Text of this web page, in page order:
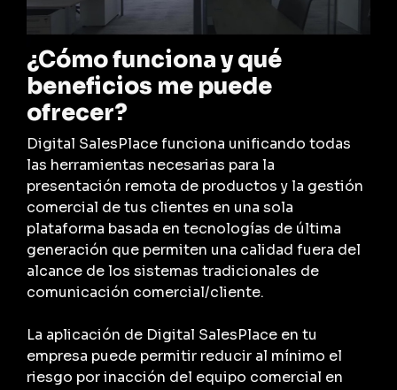
¿Cómo funciona y qué
beneficios me puede
ofrecer?
Digital SalesPlace funciona unificando todas
las herramientas necesarias para la
presentación remota de productos y la gestión
comercial de tus clientes en una sola
plataforma basada en tecnologías de última
generación que permiten una calidad fuera del
alcance de los sistemas tradicionales de
comunicación comercial/cliente.
La aplicación de Digital SalesPlace en tu
empresa puede permitir reducir al mínimo el
riesgo por inacción del equipo comercial en